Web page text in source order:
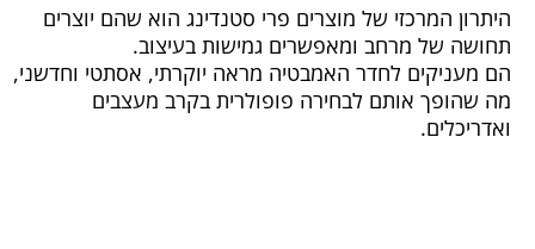
היתרון המרכזי של מוצרים פרי סטנדינג הוא שהם יוצרים
תחושה של מרחב ומאפשרים גמישות בעיצוב.
הם מעניקים לחדר האמבטיה מראה יוקרתי, אסתטי וחדשני,
מה שהופך אותם לבחירה פופולרית בקרב מעצבים
ואדריכלים.